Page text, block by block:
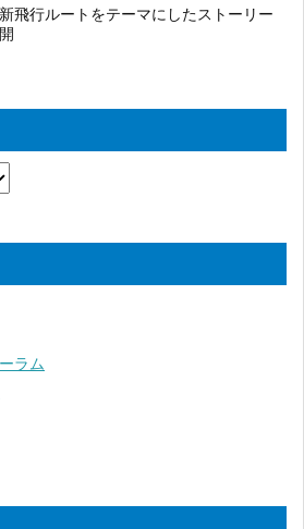
飛行ルートをテーマにしたストーリー
ラム